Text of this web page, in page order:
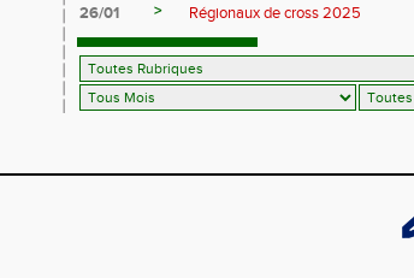
26/01
> Régionaux de cross 2025